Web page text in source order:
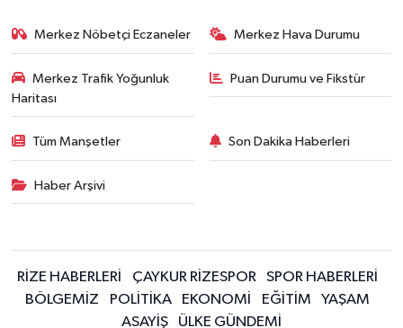
Merkez Nöbetçi Eczaneler Merkez Hava Durumu
Merkez Trafik Yoğunluk
Haritası
Puan Durumu ve Fikstür
Tüm Manşetler Son Dakika Haberleri
Haber Arşivi
RİZE HABERLERİ ÇAYKUR RİZESPOR
SPOR HABERLERİ
BÖLGEMİZ
POLİTİKA EKONOMİ EĞİTİM
YAŞAM
ASAYİŞ
ÜLKE GÜNDEMİ